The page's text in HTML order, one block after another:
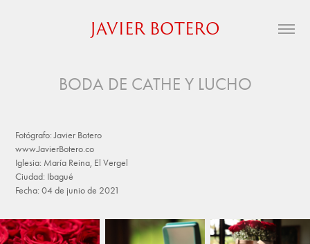
JAVIER BOTERO
BODA DE CATHE Y LUCHO
Fotógrafo: Javier Botero
www.JavierBotero.co
Iglesia: María Reina, El Vergel
Ciudad: Ibagué
Fecha: 04 de junio de 2021